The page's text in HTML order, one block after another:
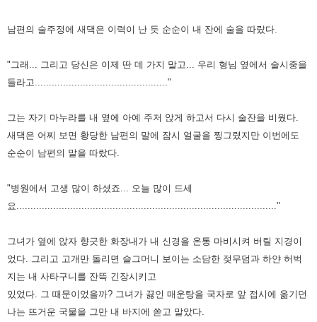
남편의 술주정에 새댁은 이력이 난 듯 순순이 내 잔에 술을 따랐다.
"그래... 그리고 당신은 이제 딴 데 가지 말고... 우리 형님 옆에서 술시중을
들라고..............................................."
그는 자기 마누라를 내 옆에 아예 주저 앉게 하고서 다시 술잔을 비웠다.
새댁은 어찌 보면 황당한 남편의 말에 잠시 얼굴을 찡그렸지만 이번에도
순순이 남편의 말을 따랐다.
"병원에서 고생 많이 하셨죠... 오늘 많이 드세
요............................................................................................"
그녀가 옆에 앉자 향긋한 화장내가 내 신경을 온통 마비시켜 버릴 지경이
었다. 그리고 고개만 돌리면 슬그머니 보이는 소담한 젖무덤과 하얀 허벅
지는 내 사타구니를 잔뜩 긴장시키고
있었다.
그 때문이었을까? 그녀가 끓인 매운탕을 국자로 앞 접시에 옮기던
나는 뜨거운 국물을 그만 내 바지에 쏟고 말았다.